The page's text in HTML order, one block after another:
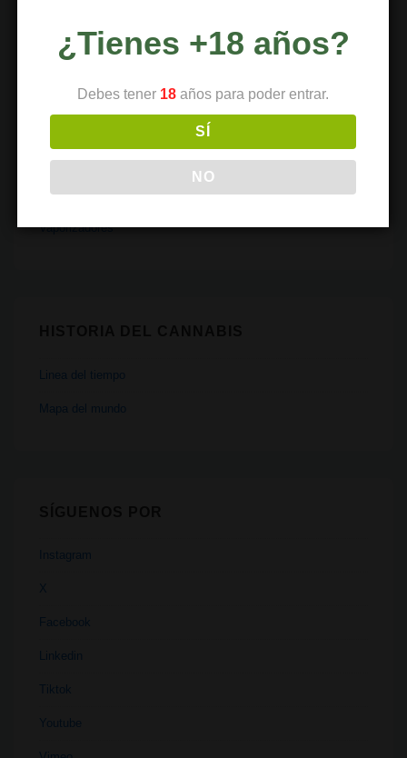
Recetas
Religión
Tecnología
Transporte
Vaporizadores
Linea del tiempo
Mapa del mundo
Instagram
X
Facebook
Linkedin
Tiktok
Youtube
¿Tienes +18 años?
Debes tener 18 años para poder entrar.
SÍ
NO